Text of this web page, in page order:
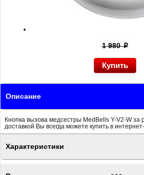
1 980p
Описание
Кнопка вызова медсестры MedBells Y-V2-W за
доставкой Вы всегда можете купить в
Характеристики